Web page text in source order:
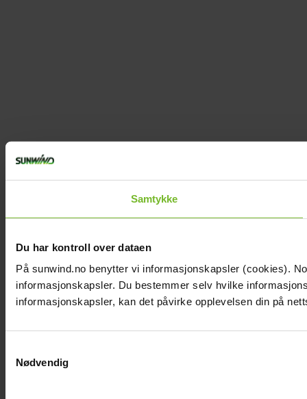
Samtykke
Du har kontroll over dataen
På sunwind.no benytter vi informasjonskapsler (cookies).
informasjonskapsler. Du bestemmer selv hvilke
informasjonskapsler, kan det påvirke opplevelsen din på
Nødvendig